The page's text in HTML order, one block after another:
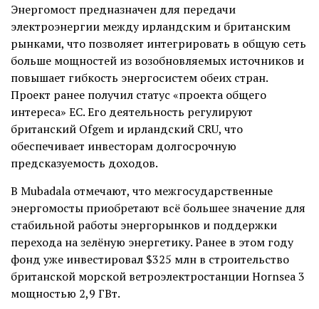
Энергомост предназначен для передачи
электроэнергии между ирландским и британским
рынками, что позволяет интегрировать в общую сеть
больше мощностей из возобновляемых источников и
повышает гибкость энергосистем обеих стран.
Проект ранее получил статус «проекта общего
интереса» ЕС. Его деятельность регулируют
британский Ofgem и ирландский CRU, что
обеспечивает инвесторам долгосрочную
предсказуемость доходов.
В Mubadala отмечают, что межгосударственные
энергомосты приобретают всё большее значение для
стабильной работы энергорынков и поддержки
перехода на зелёную энергетику. Ранее в этом году
фонд уже инвестировал $325 млн в строительство
британской морской ветроэлектростанции Hornsea 3
мощностью 2,9 ГВт.